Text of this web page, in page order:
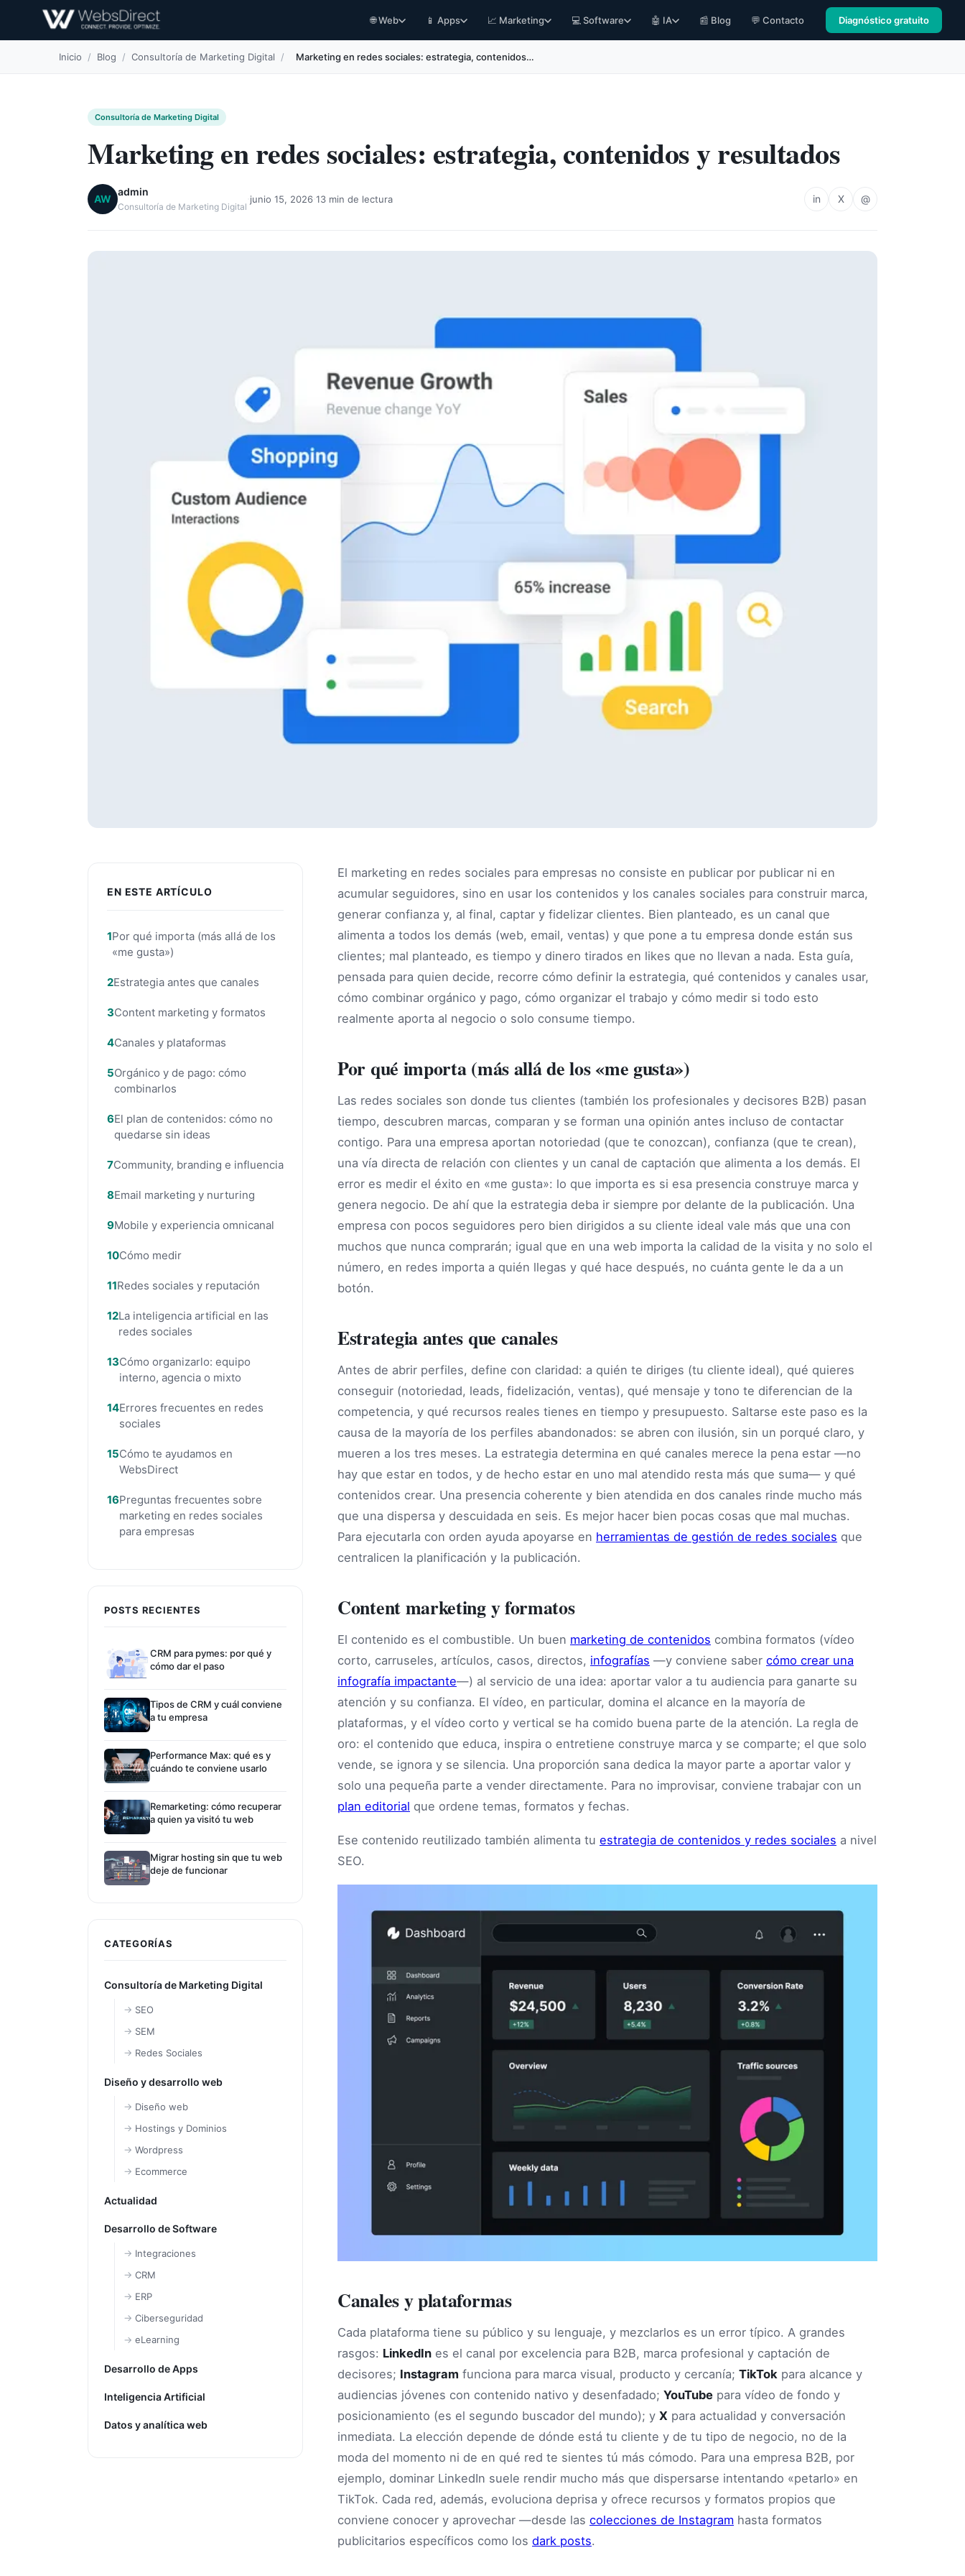
🌐 Web 📱 Apps 📈 Marketing 💻 Software 🤖 IA 📰 Blog 💬 Contacto Diagnóstico gratuito
Inicio / Blog / Consultoría de Marketing Digital / Marketing en redes sociales: estrategia, contenidos…
Consultoría de Marketing Digital
Marketing en redes sociales: estrategia, contenidos y resultados
AW
admin
Consultoría de Marketing Digital
junio 15, 2026 13 min de lectura in X @
EN ESTE ARTÍCULO
Por qué importa (más allá de los
«me gusta»)
Estrategia antes que canales
Content marketing y formatos
Canales y plataformas
Orgánico y de pago: cómo
combinarlos
El plan de contenidos: cómo no
quedarse sin ideas
Community, branding e influencia
Email marketing y nurturing
Mobile y experiencia omnicanal
Cómo medir
Redes sociales y reputación
La inteligencia artificial en las
redes sociales
Cómo organizarlo: equipo
interno, agencia o mixto
Errores frecuentes en redes
sociales
Cómo te ayudamos en
WebsDirect
Preguntas frecuentes sobre
marketing en redes sociales
para empresas
POSTS RECIENTES
CRM para pymes: por qué y
cómo dar el paso
Tipos de CRM y cuál conviene
a tu empresa
Performance Max: qué es y
cuándo te conviene usarlo
Remarketing: cómo recuperar
a quien ya visitó tu web
Migrar hosting sin que tu web
deje de funcionar
CATEGORÍAS
Consultoría de Marketing Digital
SEO
SEM
Redes Sociales
Diseño y desarrollo web
Diseño web
Hostings y Dominios
Wordpress
Ecommerce
Actualidad
Desarrollo de Software
Integraciones
CRM
ERP
Ciberseguridad
eLearning
Desarrollo de Apps
Inteligencia Artificial
Datos y analítica web
El marketing en redes sociales para empresas no consiste en publicar por publicar ni en
acumular seguidores, sino en usar los contenidos y los canales sociales para construir marca,
generar confianza y, al final, captar y fidelizar clientes. Bien planteado, es un canal que
alimenta a todos los demás (web, email, ventas) y que pone a tu empresa donde están sus
clientes; mal planteado, es tiempo y dinero tirados en likes que no llevan a nada. Esta guía,
pensada para quien decide, recorre cómo definir la estrategia, qué contenidos y canales usar,
cómo combinar orgánico y pago, cómo organizar el trabajo y cómo medir si todo esto
realmente aporta al negocio o solo consume tiempo.
Por qué importa (más allá de los «me gusta»)
Las redes sociales son donde tus clientes (también los profesionales y decisores B2B) pasan
tiempo, descubren marcas, comparan y se forman una opinión antes incluso de contactar
contigo. Para una empresa aportan notoriedad (que te conozcan), confianza (que te crean),
una vía directa de relación con clientes y un canal de captación que alimenta a los demás. El
error es medir el éxito en «me gusta»: lo que importa es si esa presencia construye marca y
genera negocio. De ahí que la estrategia deba ir siempre por delante de la publicación. Una
empresa con pocos seguidores pero bien dirigidos a su cliente ideal vale más que una con
muchos que nunca comprarán; igual que en una web importa la calidad de la visita y no solo el
número, en redes importa a quién llegas y qué hace después, no cuánta gente le da a un
botón.
Estrategia antes que canales
Antes de abrir perfiles, define con claridad: a quién te diriges (tu cliente ideal), qué quieres
conseguir (notoriedad, leads, fidelización, ventas), qué mensaje y tono te diferencian de la
competencia, y qué recursos reales tienes en tiempo y presupuesto. Saltarse este paso es la
causa de la mayoría de los perfiles abandonados: se abren con ilusión, sin un porqué claro, y
mueren a los tres meses. La estrategia determina en qué canales merece la pena estar —no
hay que estar en todos, y de hecho estar en uno mal atendido resta más que suma— y qué
contenidos crear. Una presencia coherente y bien atendida en dos canales rinde mucho más
que una dispersa y descuidada en seis. Es mejor hacer bien pocas cosas que mal muchas.
Para ejecutarla con orden ayuda apoyarse en herramientas de gestión de redes sociales que
centralicen la planificación y la publicación.
Content marketing y formatos
El contenido es el combustible. Un buen marketing de contenidos combina formatos (vídeo
corto, carruseles, artículos, casos, directos, infografías —y conviene saber cómo crear una
infografía impactante—) al servicio de una idea: aportar valor a tu audiencia para ganarte su
atención y su confianza. El vídeo, en particular, domina el alcance en la mayoría de
plataformas, y el vídeo corto y vertical se ha comido buena parte de la atención. La regla de
oro: el contenido que educa, inspira o entretiene construye marca y se comparte; el que solo
vende, se ignora y se silencia. Una proporción sana dedica la mayor parte a aportar valor y
solo una pequeña parte a vender directamente. Para no improvisar, conviene trabajar con un
plan editorial que ordene temas, formatos y fechas.
Ese contenido reutilizado también alimenta tu estrategia de contenidos y redes sociales a nivel
SEO.
Canales y plataformas
Cada plataforma tiene su público y su lenguaje, y mezclarlos es un error típico. A grandes
rasgos: LinkedIn es el canal por excelencia para B2B, marca profesional y captación de
decisores; Instagram funciona para marca visual, producto y cercanía; TikTok para alcance y
audiencias jóvenes con contenido nativo y desenfadado; YouTube para vídeo de fondo y
posicionamiento (es el segundo buscador del mundo); y X para actualidad y conversación
inmediata. La elección depende de dónde está tu cliente y de tu tipo de negocio, no de la
moda del momento ni de en qué red te sientes tú más cómodo. Para una empresa B2B, por
ejemplo, dominar LinkedIn suele rendir mucho más que dispersarse intentando «petarlo» en
TikTok. Cada red, además, evoluciona deprisa y ofrece recursos y formatos propios que
conviene conocer y aprovechar —desde las colecciones de Instagram hasta formatos
publicitarios específicos como los dark posts.